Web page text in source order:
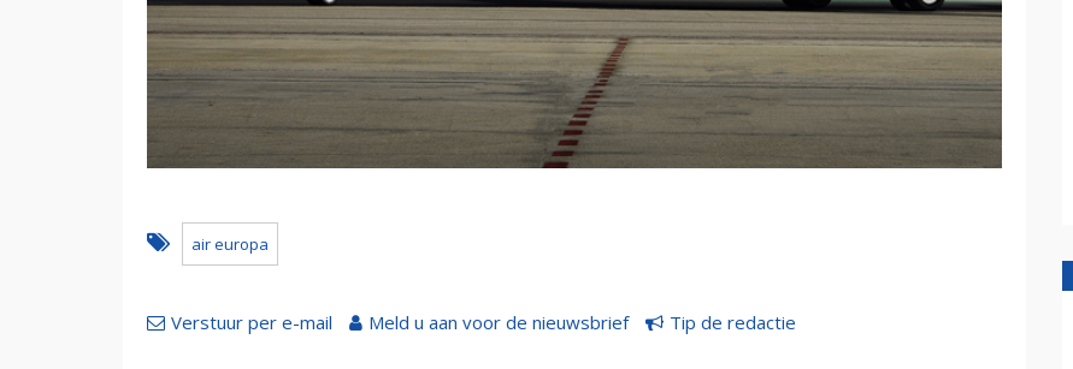
air europa
Verstuur per e-mail Meld u aan voor de nieuwsbrief Tip de redactie